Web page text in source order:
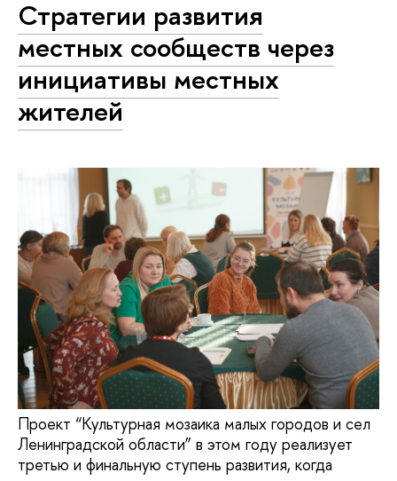
Стратегии развития
местных сообществ через
инициативы местных
жителей
Проект “Культурная мозаика малых городов и сел
Ленинградской области” в этом году реализует
третью и финальную ступень развития, когда